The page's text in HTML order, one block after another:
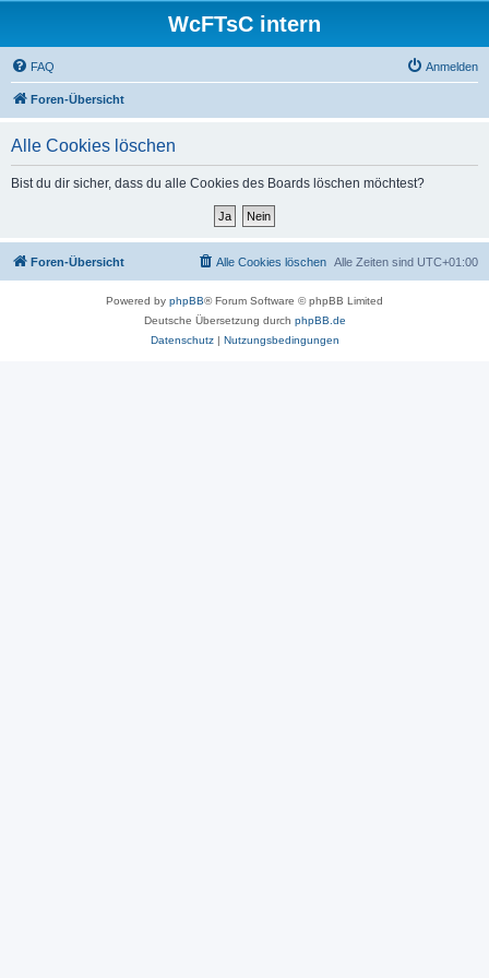
WcFTsC intern
FAQ Anmelden
Foren-Übersicht
Alle Cookies löschen
Bist du dir sicher, dass du alle Cookies des Boards löschen möchtest?
Foren-Übersicht Alle Zeiten sind UTC+01:00
Alle Cookies löschen
Powered by phpBB® Forum Software © phpBB Limited
Deutsche Übersetzung durch phpBB.de
Datenschutz| Nutzungsbedingungen